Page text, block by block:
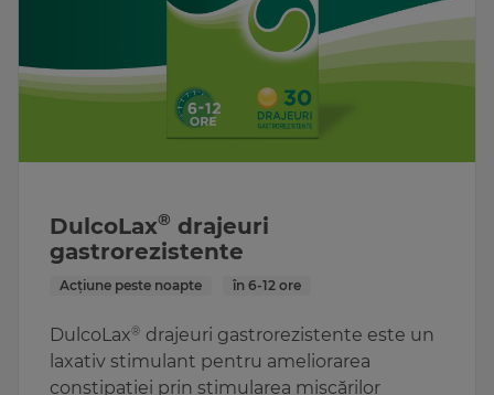
DulcoLax® drajeuri
gastrorezistente
Acțiune peste noapte în 6-12 ore
DulcoLax® drajeuri gastrorezistente este un
laxativ stimulant pentru ameliorarea
constipației prin stimularea mișcărilor